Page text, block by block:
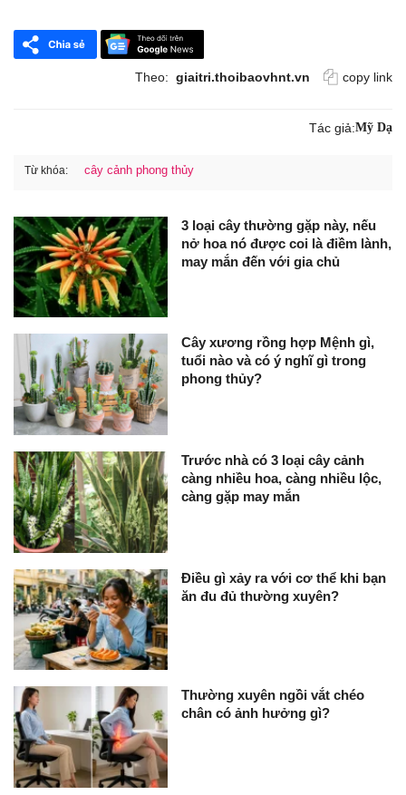
Theo: giaitri.thoibaovhnt.vn copy link
Tác giả:Mỹ Dạ
Từ khóa: cây cảnh phong thủy
3 loại cây thường gặp này, nếu
nở hoa nó được coi là điềm lành,
may mắn đến với gia chủ
Cây xương rồng hợp Mệnh gì,
tuổi nào và có ý nghĩ gì trong
phong thủy?
Trước nhà có 3 loại cây cảnh
càng nhiều hoa, càng nhiều lộc,
càng gặp may mắn
Điều gì xảy ra với cơ thể khi bạn
ăn đu đủ thường xuyên?
Thường xuyên ngồi vắt chéo
chân có ảnh hưởng gì?